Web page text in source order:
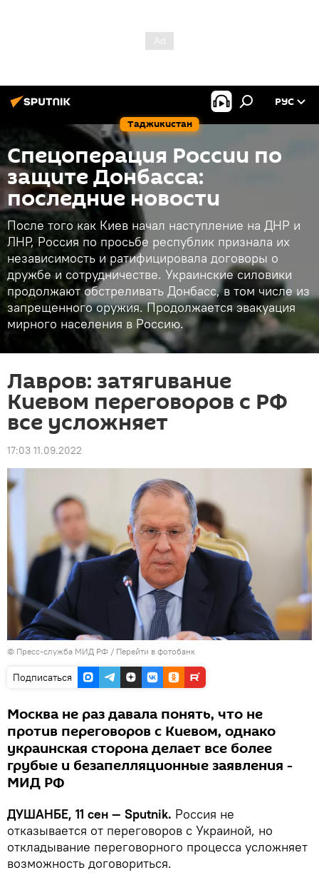
Таджикистан
РУС
Спецоперация России по
защите Донбасса:
последние новости
После того как Киев начал наступление на ДНР и
ЛНР, Россия по просьбе республик признала их
независимость и ратифицировала договоры о
дружбе и сотрудничестве. Украинские силовики
продолжают обстреливать Донбасс, в том числе из
запрещенного оружия. Продолжается эвакуация
мирного населения в Россию.
Лавров: затягивание
Киевом переговоров с РФ
все усложняет
17:03 11.09.2022
© Пресс-служба МИД РФ / Перейти в фотобанк
Подписаться
Москва не раз давала понять, что не
против переговоров с Киевом, однако
украинская сторона делает все более
грубые и безапелляционные заявления -
МИД РФ
ДУШАНБЕ, 11 сен — Sputnik. Россия не
отказывается от переговоров с Украиной, но
откладывание переговорного процесса усложняет
возможность договориться.